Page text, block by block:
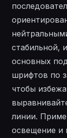
стабильной,
основных
шрифтов по
чтобы
линии.
освещение и